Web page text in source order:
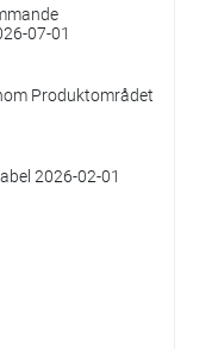
07-01
Produktområdet
2026-02-01